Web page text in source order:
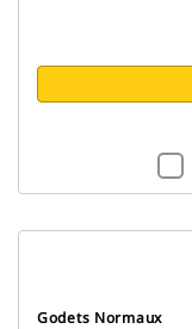
Godets Normaux